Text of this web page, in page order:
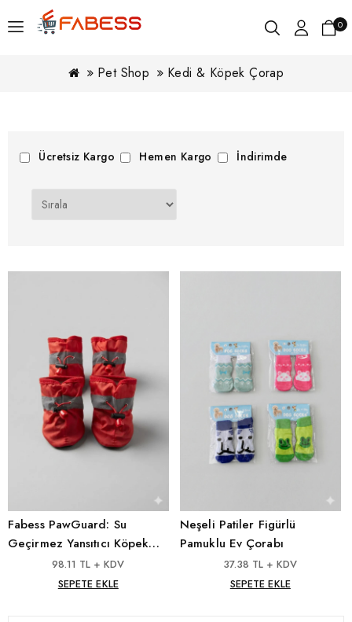
0
Pet Shop Kedi & Köpek Çorap
Ücretsiz Kargo Hemen Kargo İndirimde
Fabess PawGuard: Su
Geçirmez Yansıtıcı Köpek
Yağmurluk Botu
98.11 TL + KDV
SEPETE EKLE
Neşeli Patiler Figürlü
Pamuklu Ev Çorabı
37.38 TL + KDV
SEPETE EKLE